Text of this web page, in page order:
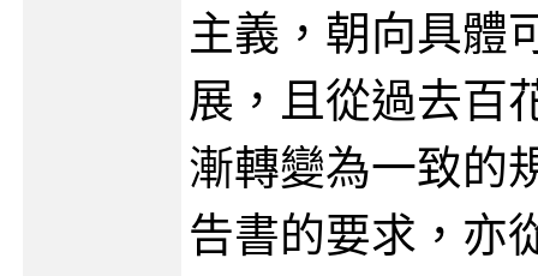
主義，朝向具體
展，且從過去百
漸轉變為一致的
告書的要求，亦